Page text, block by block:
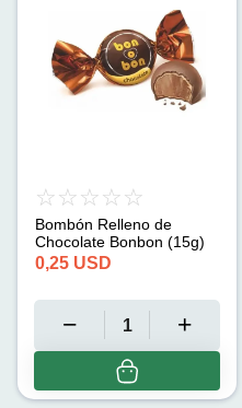
Bombón Relleno de
Chocolate Bonbon (15g)
0,25 USD